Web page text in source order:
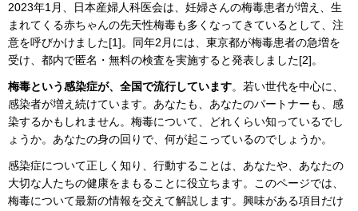
2023年1月、日本産婦人科医会は、妊婦さんの梅毒患者が増え、生
まれてくる赤ちゃんの先天性梅毒も多くなってきているとして、注
意を呼びかけました[1]。同年2月には、東京都が梅毒患者の急増を
受け、都内で匿名・無料の検査を実施すると発表しました[2]。
梅毒という感染症が、全国で流行しています。若い世代を中心に、
感染者が増え続けています。あなたも、あなたのパートナーも、感
染するかもしれません。梅毒について、どれくらい知っているでし
ょうか。あなたの身の回りで、何が起こっているのでしょうか。
感染症について正しく知り、行動することは、あなたや、あなたの
大切な人たちの健康をまもることに役立ちます。このページでは、
梅毒について最新の情報を交えて解説します。興味がある項目だけ